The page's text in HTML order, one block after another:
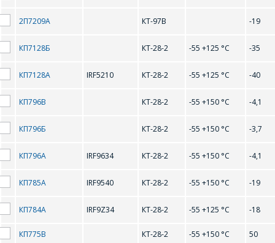
2N5400 2N5401
2N5550 2N5551
2SC495 2SC496
2SK2498
2П7209А КТ-97В -19
КП7128Б КТ-28-2 -55 +125 °С -35
КП7128А IRF5210 КТ-28-2 -55 +125 °С -40
КП796В КТ-28-2 -55 +150 °С -4,1
КП796Б КТ-28-2 -55 +150 °С -3,7
КП796А IRF9634 КТ-28-2 -55 +150 °С -4,1
КП785А IRF9540 КТ-28-2 -55 +150 °С -19
КП784А IRF9Z34 КТ-28-2 -55 +125 °С -18
КП775В КТ-28-2 -55 +150 °С 50